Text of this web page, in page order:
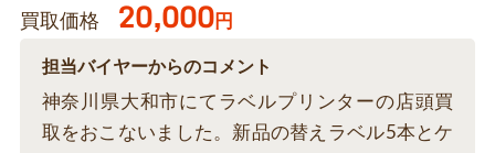
買取価格 20,000円
担当バイヤーからのコメント
神奈川県大和市にてラベルプリンターの店頭買
取をおこないました。新品の替えラベル5本とケ